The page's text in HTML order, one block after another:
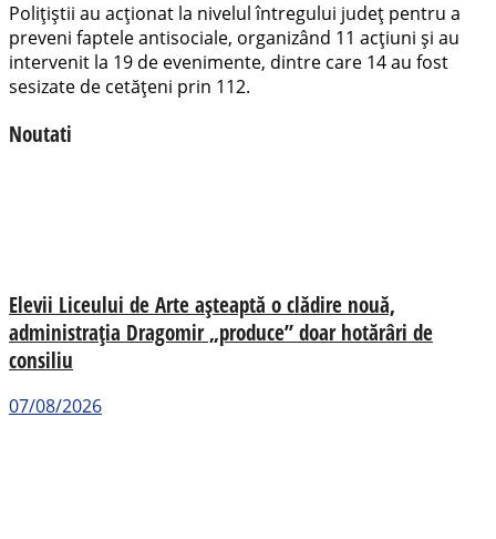
Polițiștii au acționat la nivelul întregului județ pentru a
preveni faptele antisociale, organizând 11 acțiuni și au
intervenit la 19 de evenimente, dintre care 14 au fost
sesizate de cetățeni prin 112.
Noutati
Elevii Liceului de Arte așteaptă o clădire nouă,
administrația Dragomir „produce” doar hotărâri de
consiliu
07/08/2026